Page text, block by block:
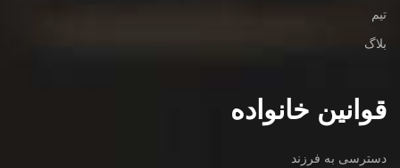
تیم
بلاگ
قوانین خانواده
دسترسی به فرزند